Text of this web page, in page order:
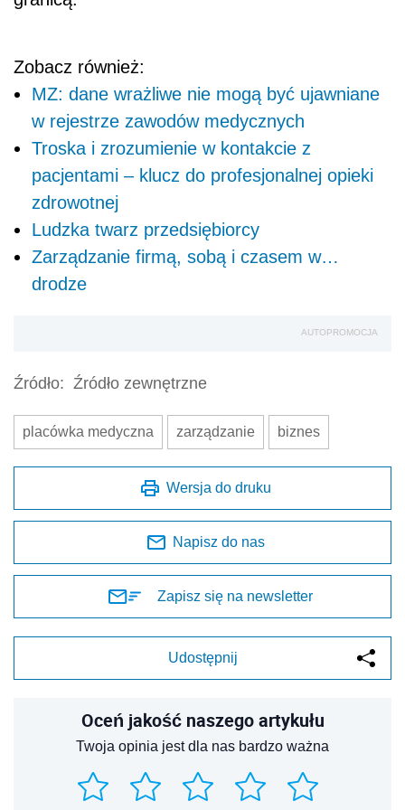
Zobacz również:
MZ: dane wrażliwe nie mogą być ujawniane
w rejestrze zawodów medycznych
Troska i zrozumienie w kontakcie z
pacjentami – klucz do profesjonalnej opieki
zdrowotnej
Ludzka twarz przedsiębiorcy
Zarządzanie firmą, sobą i czasem w…
drodze
AUTOPROMOCJA
Źródło: Źródło zewnętrzne
placówka medyczna zarządzanie biznes
Wersja do druku
Napisz do nas
Zapisz się na newsletter
Udostępnij
Oceń jakość naszego artykułu
Twoja opinia jest dla nas bardzo ważna